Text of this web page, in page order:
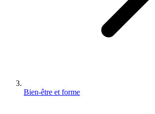
Bien-être et forme